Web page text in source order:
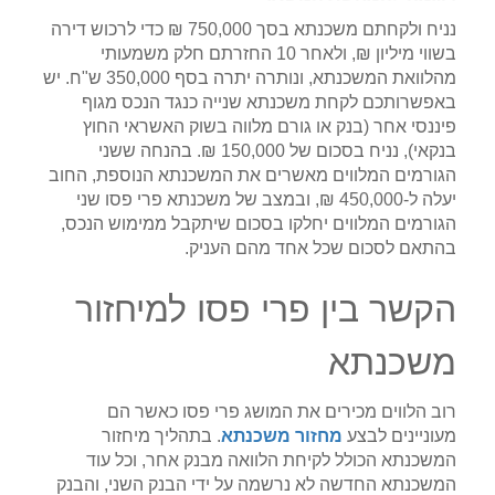
נניח ולקחתם משכנתא בסך 750,000 ₪ כדי לרכוש דירה
בשווי מיליון ₪, ולאחר 10 החזרתם חלק משמעותי
מהלוואת המשכנתא, ונותרה יתרה בסף 350,000 ש"ח. יש
באפשרותכם לקחת משכנתא שנייה כנגד הנכס מגוף
פיננסי אחר (בנק או גורם מלווה בשוק האשראי החוץ
בנקאי), נניח בסכום של 150,000 ₪. בהנחה ששני
הגורמים המלווים מאשרים את המשכנתא הנוספת, החוב
יעלה ל-450,000 ₪, ובמצב של משכנתא פרי פסו שני
הגורמים המלווים יחלקו בסכום שיתקבל ממימוש הנכס,
בהתאם לסכום שכל אחד מהם העניק.
הקשר בין פרי פסו למיחזור
משכנתא
רוב הלווים מכירים את המושג פרי פסו כאשר הם
מעוניינים לבצע מחזור משכנתא. בתהליך מיחזור
המשכנתא הכולל לקיחת הלוואה מבנק אחר, וכל עוד
המשכנתא החדשה לא נרשמה על ידי הבנק השני, והבנק